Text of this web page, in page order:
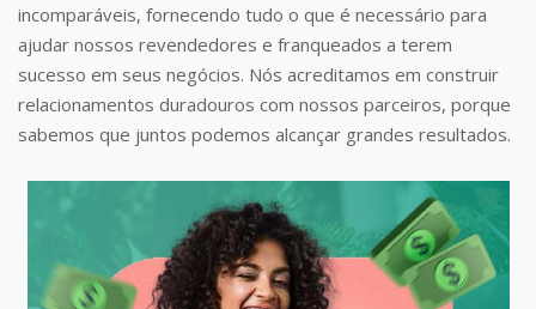
incomparáveis, fornecendo tudo o que é necessário para
ajudar nossos revendedores e franqueados a terem
sucesso em seus negócios. Nós acreditamos em construir
relacionamentos duradouros com nossos parceiros, porque
sabemos que juntos podemos alcançar grandes resultados.